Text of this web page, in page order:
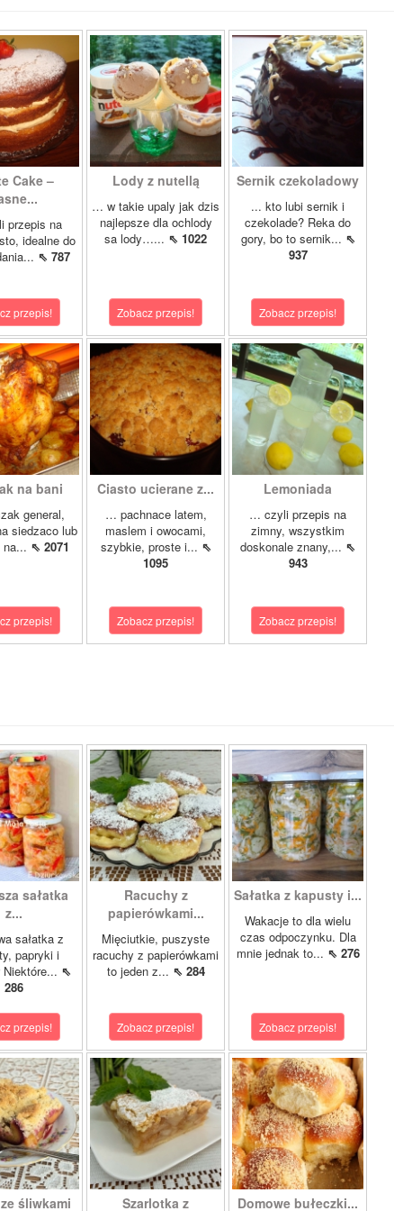
Cake –
przepis na
idealne do
⇖ 787
przepis!
Lody z nutellą
… w takie upaly jak dzis
najlepsze dla ochlody
sa lody…... ⇖ 1022
Zobacz przepis!
Sernik czekoladowy
... kto lubi sernik i
czekolade? Reka do
gory, bo to sernik... ⇖
937
Zobacz przepis!
na bani
general,
siedzaco lub
⇖ 2071
przepis!
Ciasto ucierane z...
… pachnace latem,
maslem i owocami,
szybkie, proste i... ⇖
1095
Zobacz przepis!
Lemoniada
… czyli przepis na
zimny, wszystkim
doskonale znany,... ⇖
943
Zobacz przepis!
sałatka
z...
sałatka z
papryki i
Niektóre... ⇖
286
przepis!
Racuchy z
papierówkami...
Mięciutkie, puszyste
racuchy z papierówkami
to jeden z... ⇖ 284
Zobacz przepis!
Sałatka z kapusty i...
Wakacje to dla wielu
czas odpoczynku. Dla
mnie jednak to... ⇖ 276
Zobacz przepis!
śliwkami Szarlotka z Domowe bułeczki...